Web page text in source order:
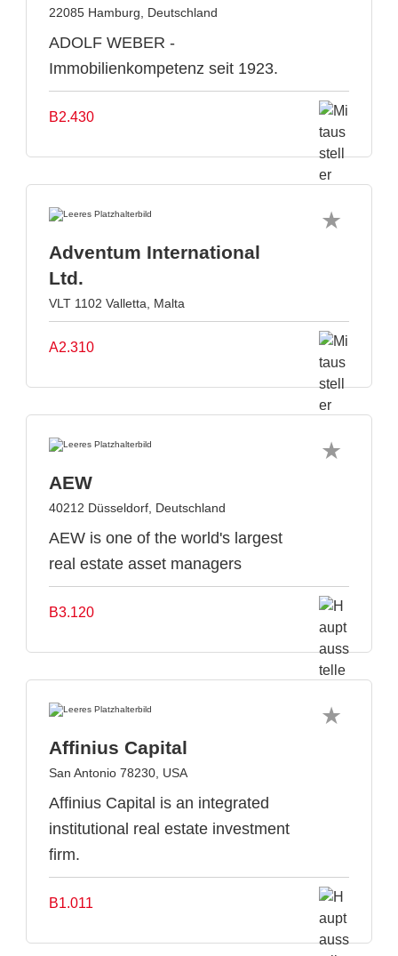
22085 Hamburg, Deutschland
ADOLF WEBER -
Immobilienkompetenz seit 1923.
B2.430
Adventum International
Ltd.
VLT 1102 Valletta, Malta
A2.310
AEW
40212 Düsseldorf, Deutschland
AEW is one of the world's largest
real estate asset managers
B3.120
Affinius Capital
San Antonio 78230, USA
Affinius Capital is an integrated
institutional real estate investment
firm.
B1.011